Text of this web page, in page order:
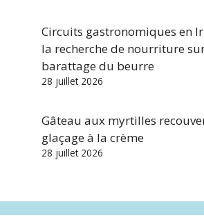
Circuits gastronomiques en
la recherche de nourriture
barattage du beurre
28 juillet 2026
Gâteau aux myrtilles
glaçage à la crème
28 juillet 2026